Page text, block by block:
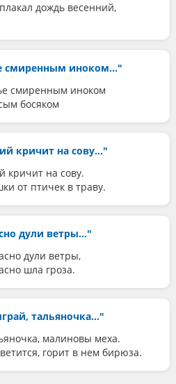
дождь весенний,
смиренным иноком..."
смиренным иноком
босяком
кричит на сову..."
кричит на сову.
от птичек в траву.
дули ветры..."
дули ветры,
шла гроза.
тальяночка..."
малиновы меха.
горит в нем бирюза.